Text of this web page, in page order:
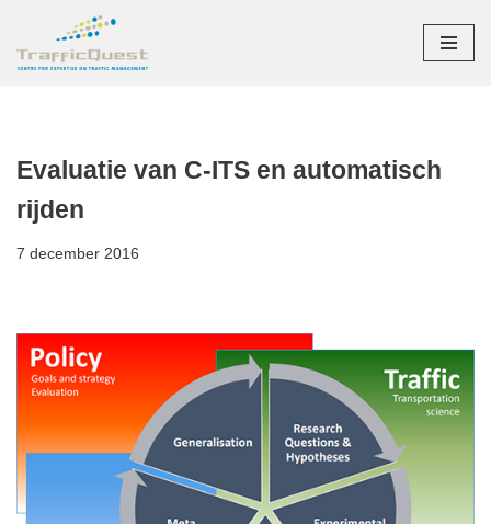
Ga
Evaluatie van C-ITS en automatisch
rijden
7 december 2016